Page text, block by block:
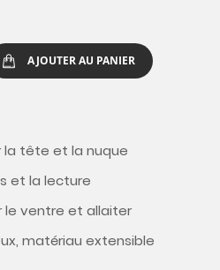
AJOUTER AU PANIER
la tête et la nuque
et la lecture
le ventre et allaiter
matériau extensible